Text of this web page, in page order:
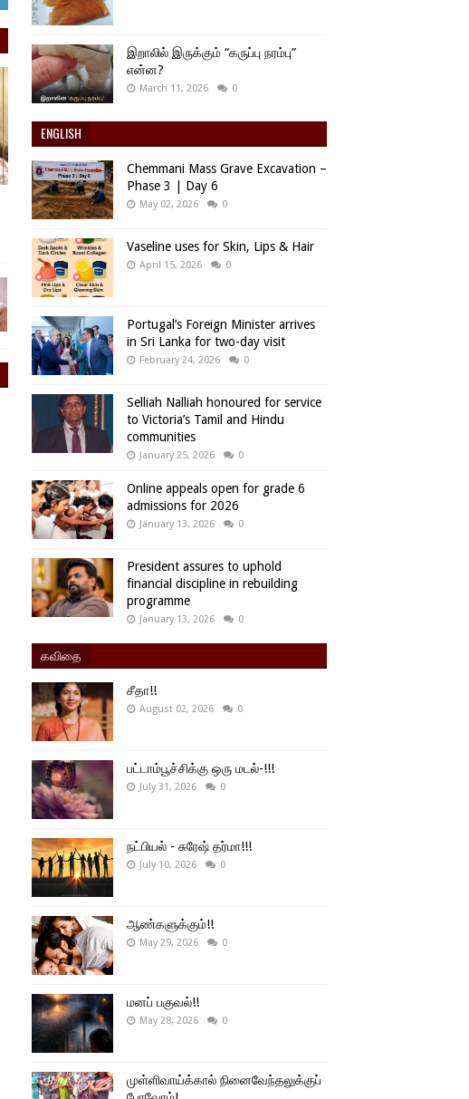
இறாலில் இருக்கும் “கருப்பு நரம்பு”
என்ன?
March 11, 2026 0
ENGLISH
Chemmani Mass Grave Excavation –
Phase 3 | Day 6
May 02, 2026 0
Vaseline uses for Skin, Lips & Hair
April 15, 2026 0
Portugal’s Foreign Minister arrives
in Sri Lanka for two-day visit
February 24, 2026 0
Selliah Nalliah honoured for service
to Victoria’s Tamil and Hindu
communities
January 25, 2026 0
Online appeals open for grade 6
admissions for 2026
January 13, 2026 0
President assures to uphold
financial discipline in rebuilding
programme
January 13, 2026 0
கவிதை
சீதா!!
August 02, 2026 0
பட்டாம்பூச்சிக்கு ஒரு மடல்-!!!
July 31, 2026 0
நட்பியல் - சுரேஷ் தர்மா!!!
July 10, 2026 0
ஆண்களுக்கும்!!
May 29, 2026 0
மனப் பகுவல்!!
May 28, 2026 0
முள்ளிவாய்க்கால் நினைவேந்தலுக்குப்